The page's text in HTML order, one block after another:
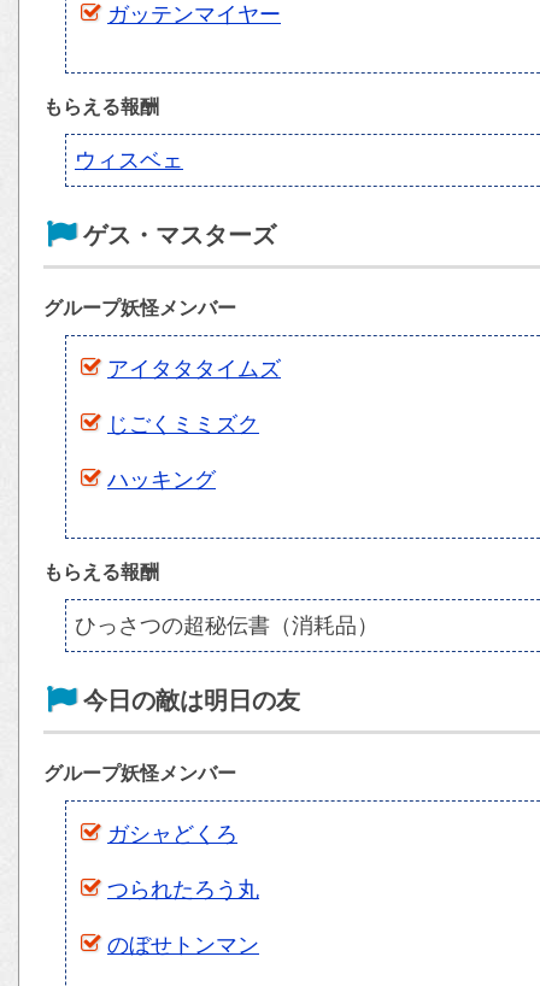
ガッテンマイヤー
もらえる報酬
ウィスベェ
ゲス・マスターズ
グループ妖怪メンバー
アイタタタイムズ
じごくミミズク
ハッキング
もらえる報酬
ひっさつの超秘伝書（消耗品）
今日の敵は明日の友
グループ妖怪メンバー
ガシャどくろ
つられたろう丸
のぼせトンマン